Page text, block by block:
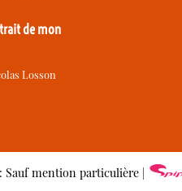
de mon
Losson
Sauf mention particulière |